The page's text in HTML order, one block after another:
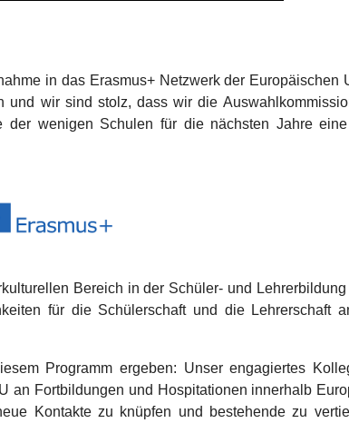
in das Erasmus+ Netzwerk der Europäischen
wir sind stolz, dass wir die
wenigen Schulen für die nächsten Jahre eine
Bereich in der Schüler- und
für die Schülerschaft und die Lehrerschaft
Programm ergeben: Unser engagiertes
an Fortbildungen und Hospitationen innerhalb
Kontakte zu knüpfen und bestehende zu